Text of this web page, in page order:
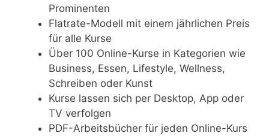
Prominenten
Flatrate-Modell mit einem jährlichen Preis
für alle Kurse
Über 100 Online-Kurse in Kategorien wie
Business, Essen, Lifestyle, Wellness,
Schreiben oder Kunst
Kurse lassen sich per Desktop, App oder
TV verfolgen
PDF-Arbeitsbücher für jeden Online-Kurs